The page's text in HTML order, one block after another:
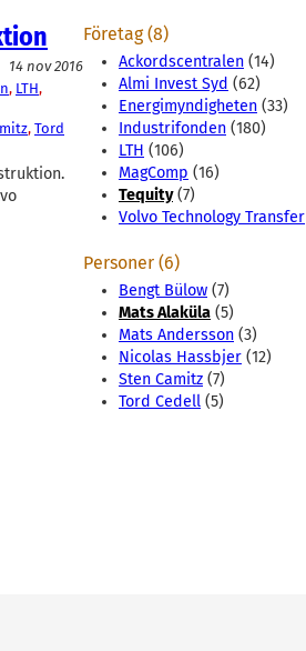
14 nov 2016
, LTH
, Tord
Företag (8)
Ackordscentralen (14)
Almi Invest Syd (62)
Energimyndigheten (33)
Industrifonden (180)
LTH (106)
MagComp (16)
Tequity(7)
Volvo Technology Transfer
Personer (6)
Bengt Bülow (7)
Mats Alaküla (5)
Mats Andersson (3)
Nicolas Hassbjer (12)
Sten Camitz (7)
Tord Cedell (5)